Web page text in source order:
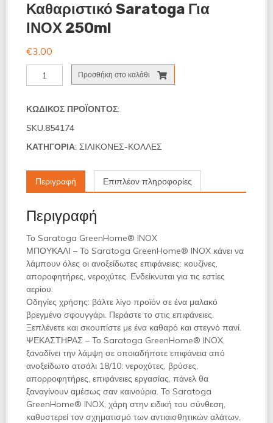
Καθαριστικό Saratoga Για
ΙΝΟΧ 250ml
€3.00
Καθαριστικό
Saratoga
ΙΝΟΧ
ποσότητα
Προσθήκη στο καλάθι
ΚΩΔΙΚΌΣ ΠΡΟΪΌΝΤΟΣ:
SKU.854174
ΚΑΤΗΓΟΡΊΑ:ΣΙΛΙΚΟΝΕΣ-ΚΟΛΛΕΣ
Περιγραφή Επιπλέον πληροφορίες
Περιγραφή
Το Saratoga GreenHome®INOX
ΜΠΟΥΚΑΛΙ – Το Saratoga GreenHome®INOX κάνει να
λάμπουν όλες οι ανοξείδωτες επιφάνειες: κουζίνες,
αποροφητήρες, νεροχύτες. Ενδείκνυται για τις εστίες
αερίου.
Οδηγίες χρήσης: βάλτε λίγο προϊόν σε ένα μαλακό
βρεγμένο σφουγγάρι. Περάστε το στις επιφάνειες.
Ξεπλένετε και σκουπίστε με ένα καθαρό και στεγνό πανί.
ΨΕΚΑΣΤΗΡΑΣ – Το Saratoga GreenHome®INOX,
ξαναδίνει την λάμψη σε οποιαδήποτε επιφάνεια από
ανοξείδωτο ατσάλι 18/10: νεροχύτες, βρύσες,
απορροφητήρες, επιφάνειες εργασίας, πάνελ θα
ξαναγίνουν αμέσως σαν καινούρια. Το Saratoga
GreenHome®INOX, χάρη στην ειδική του σύνθεση,
καθυστερεί τον σχηματισμό των αντιαισθητικών αλάτων,